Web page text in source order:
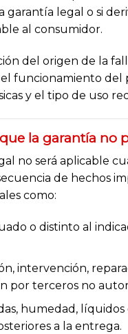
garantía legal o si
al consumidor.
del origen de la
funcionamiento del
y el tipo de uso
la garantía no
no será aplicable
de hechos
como:
o distinto al
intervención,
por terceros no
humedad, líquidos
a la entrega.